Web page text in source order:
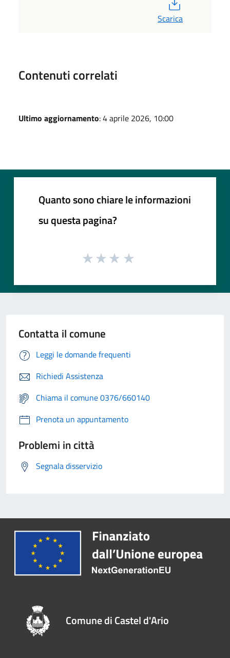
Scarica
Contenuti correlati
Ultimo aggiornamento: 4 aprile 2026, 10:00
Quanto sono chiare le informazioni
su questa pagina?
Contatta il comune
Leggi le domande frequenti
Richiedi Assistenza
Chiama il comune 0376/660140
Prenota un appuntamento
Problemi in città
Segnala disservizio
Comune di Castel d'Ario